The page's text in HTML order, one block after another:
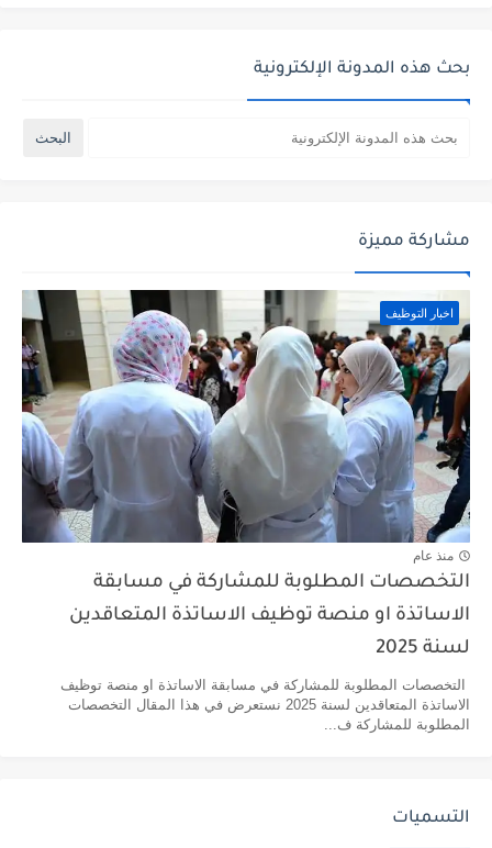
بحث هذه المدونة الإلكترونية
مشاركة مميزة
اخبار التوظيف
منذ عام
التخصصات المطلوبة للمشاركة في مسابقة
الاساتذة او منصة توظيف الاساتذة المتعاقدين
لسنة 2025
التخصصات المطلوبة للمشاركة في مسابقة الاساتذة او منصة توظيف
الاساتذة المتعاقدين لسنة 2025 نستعرض في هذا المقال التخصصات
المطلوبة للمشاركة ف...
التسميات